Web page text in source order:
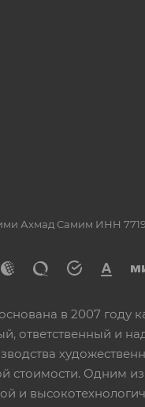
Ахмад Самим ИНН
в 2007 году
ответственный и
стоимости. Одним
и